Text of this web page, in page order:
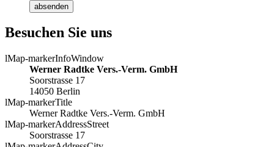
absenden
Besuchen Sie uns
lMap-markerInfoWindow
Werner Radtke Vers.-Verm. GmbH
Soorstrasse 17
14050 Berlin
lMap-markerTitle
Werner Radtke Vers.-Verm. GmbH
lMap-markerAddressStreet
Soorstrasse 17